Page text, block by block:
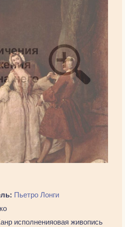
Пьетро Лонги
исполненияовая живопись